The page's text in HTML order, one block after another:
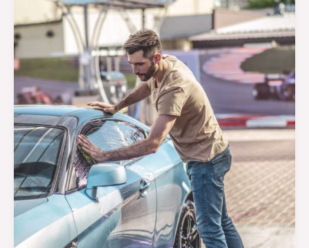
Autolackschutzfolien:
Schutz,
Pflege
Vorteile
für
Ihr
Fahrzeug